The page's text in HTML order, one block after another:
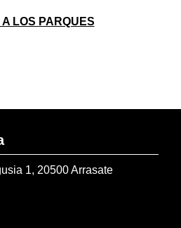
LOS PARQUES
1, 20500 Arrasate